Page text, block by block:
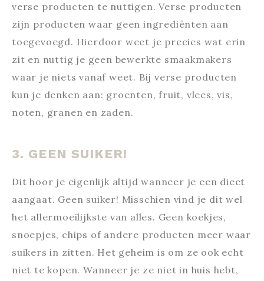
verse producten te nuttigen. Verse producten
zijn producten waar geen ingrediënten aan
toegevoegd. Hierdoor weet je precies wat erin
zit en nuttig je geen bewerkte smaakmakers
waar je niets vanaf weet. Bij verse producten
kun je denken aan: groenten, fruit, vlees, vis,
noten, granen en zaden.
3. GEEN SUIKER!
Dit hoor je eigenlijk altijd wanneer je een dieet
aangaat. Geen suiker! Misschien vind je dit wel
het allermoeilijkste van alles. Geen koekjes,
snoepjes, chips of andere producten meer waar
suikers in zitten. Het geheim is om ze ook echt
niet te kopen. Wanneer je ze niet in huis hebt,